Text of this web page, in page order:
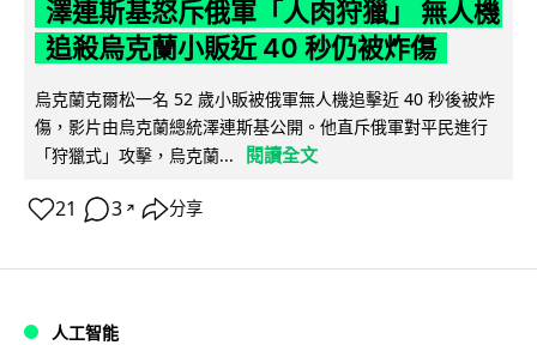
澤連斯基怒斥俄軍「人肉狩獵」 無人機
追殺烏克蘭小販近 40 秒仍被炸傷
烏克蘭克爾松一名 52 歲小販被俄軍無人機追擊近 40 秒後被炸
傷，影片由烏克蘭總統澤連斯基公開。他直斥俄軍對平民進行
「狩獵式」攻擊，烏克蘭...
閱讀全文
21 3 ↗ 分享
人工智能